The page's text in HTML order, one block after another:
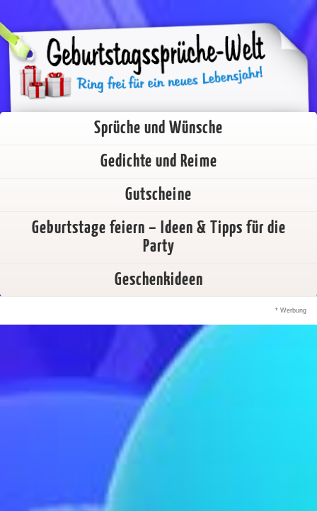
Sprüche und Wünsche
Gedichte und Reime
Gutscheine
Geburtstage feiern – Ideen & Tipps für die
Party
Geschenkideen
* Werbung